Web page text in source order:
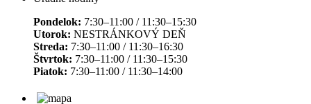
Pondelok: 7:30–11:00 / 11:30–15:30
Utorok: NESTRÁNKOVÝ DEŇ
Streda: 7:30–11:00 / 11:30–16:30
Štvrtok: 7:30–11:00 / 11:30–15:30
Piatok: 7:30–11:00 / 11:30–14:00